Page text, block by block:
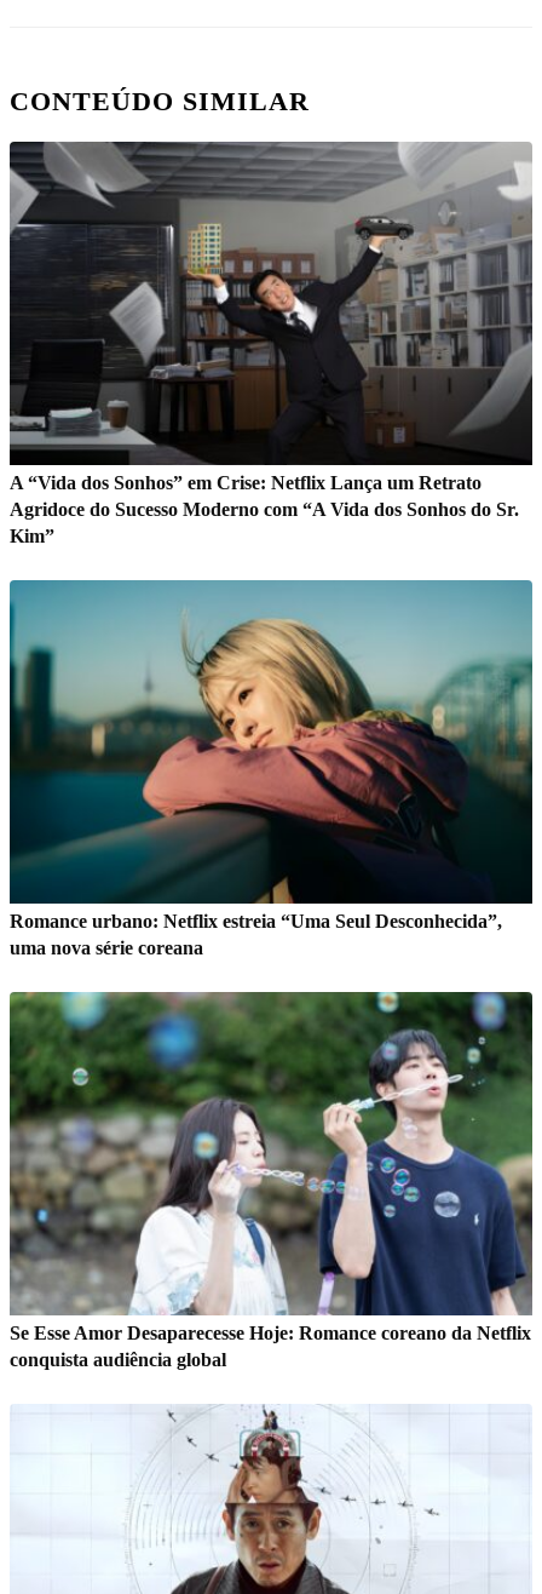
CONTEÚDO SIMILAR
A “Vida dos Sonhos” em Crise: Netflix Lança um Retrato
Agridoce do Sucesso Moderno com “A Vida dos Sonhos do Sr.
Kim”
Romance urbano: Netflix estreia “Uma Seul Desconhecida”,
uma nova série coreana
Se Esse Amor Desaparecesse Hoje: Romance coreano da Netflix
conquista audiência global